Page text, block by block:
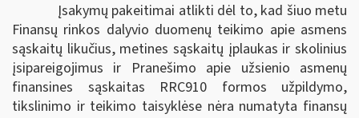
Įsakymų pakeitimai atlikti dėl to, kad šiuo metu
Finansų rinkos dalyvio duomenų teikimo apie asmens
sąskaitų likučius, metines sąskaitų įplaukas ir skolinius
įsipareigojimus ir Pranešimo apie užsienio asmenų
finansines sąskaitas RRC910 formos užpildymo,
tikslinimo ir teikimo taisyklėse nėra numatyta finansų